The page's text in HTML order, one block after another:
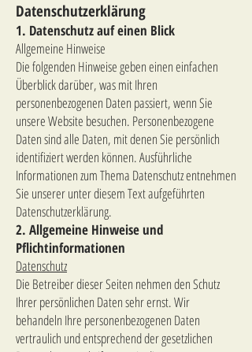
Datenschutzerklärung
1. Datenschutz auf einen Blick
Allgemeine Hinweise
Die folgenden Hinweise geben einen einfachen
Überblick darüber, was mit Ihren
personenbezogenen Daten passiert, wenn Sie
unsere Website besuchen. Personenbezogene
Daten sind alle Daten, mit denen Sie persönlich
identifiziert werden können. Ausführliche
Informationen zum Thema Datenschutz entnehmen
Sie unserer unter diesem Text aufgeführten
Datenschutzerklärung.
2. Allgemeine Hinweise und
Pflichtinformationen
Datenschutz
Die Betreiber dieser Seiten nehmen den Schutz
Ihrer persönlichen Daten sehr ernst. Wir
behandeln Ihre personenbezogenen Daten
vertraulich und entsprechend der gesetzlichen